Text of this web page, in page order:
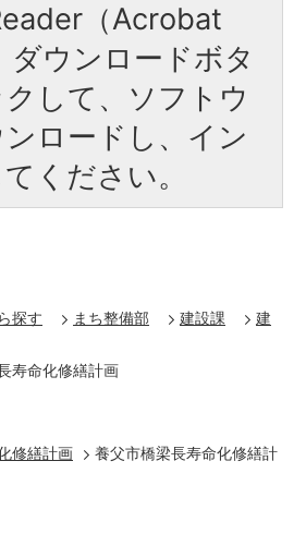
（Acrobat
ダウンロードボタ
して、ソフトウ
ロードし、イン
ください。
探す まち整備部 建設課 建
寿命化修繕計画
修繕計画 養父市橋梁長寿命化修繕計